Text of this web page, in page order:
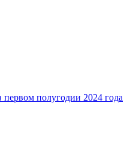
полугодии 2024 года